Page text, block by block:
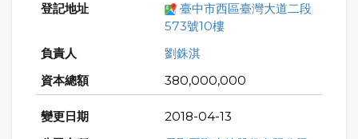
臺中市西區臺灣大道二段
573號10樓
劉銖淇
380,000,000
2018-04-13